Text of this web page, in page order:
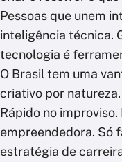
Pessoas que unem
inteligência técnica.
tecnologia é
O Brasil tem uma
criativo por
Rápido no
empreendedora. Só
estratégia de